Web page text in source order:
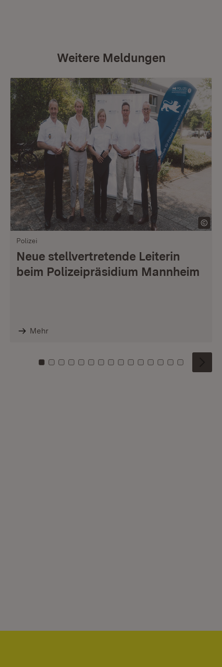
Weitere Meldungen
Polizei
Neue stellvertretende Leiterin
beim Polizeipräsidium Mannheim
Mehr
Zu Kachel: 0
Zu Kachel: 1
Zu Kachel: 2
Zu Kachel: 3
Zu Kachel: 4
Zu Kachel: 5
Zu Kachel: 6
Zu Kachel: 7
Zu Kachel: 8
Zu Kachel: 9
Zu Kachel: 10
Zu Kachel: 11
Zu Kachel: 12
Zu Kachel:
Zu